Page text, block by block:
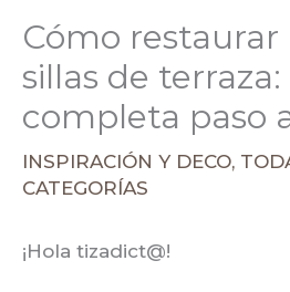
Cómo restaurar
sillas de terraza:
completa paso
INSPIRACIÓN Y DECO,
CATEGORÍAS
¡Hola tizadict@!